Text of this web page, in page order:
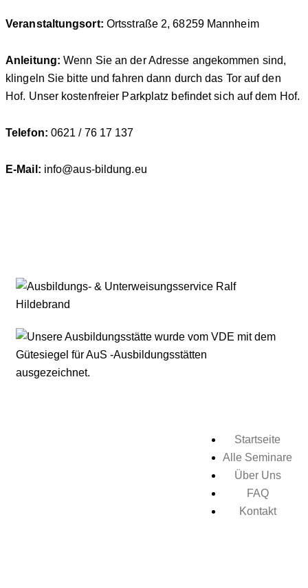
Veranstaltungsort: Ortsstraße 2, 68259 Mannheim
Anleitung:Wenn Sie an der Adresse angekommen sind,
klingeln Sie bitte und fahren dann durch das Tor auf den
Hof. Unser kostenfreier Parkplatz befindet sich auf dem Hof.
Telefon: 0621 / 76 17 137
E-Mail: info@aus-bildung.eu
Startseite
Alle Seminare
Über Uns
FAQ
Kontakt